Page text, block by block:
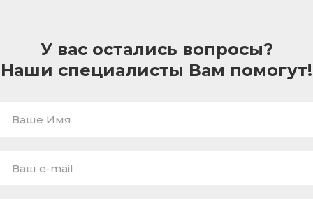
У вас остались вопросы?
Наши специалисты Вам помогут!
Имя